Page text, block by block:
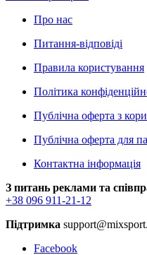
Про нас
Питання-відповіді
Правила користування
Політика
Публічна оферта з
Публічна оферта для
Контактна інформація
З питань реклами та
+38 096 911-21-12
Підтримка
Facebook